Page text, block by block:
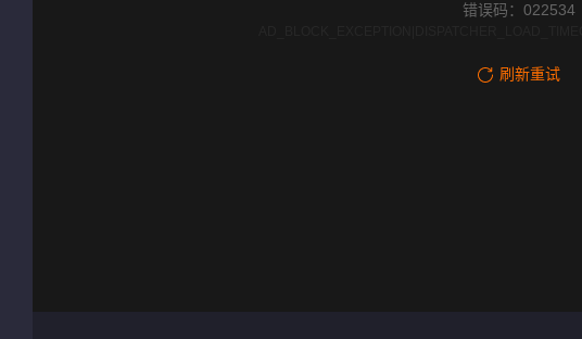
错误码：022534
刷新重试